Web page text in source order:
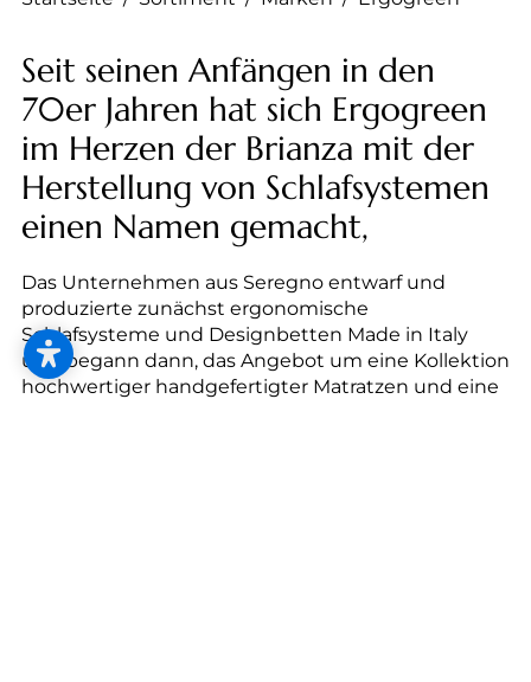
--
--
Seit seinen Anfängen in den
70er Jahren hat sich Ergogreen
im Herzen der Brianza mit der
Herstellung von Schlafsystemen
einen Namen gemacht,
Das Unternehmen aus Seregno entwarf und
produzierte zunächst ergonomische
Schlafsysteme und Designbetten Made in Italy
und begann dann, das Angebot um eine Kollektion
hochwertiger handgefertigter Matratzen und eine